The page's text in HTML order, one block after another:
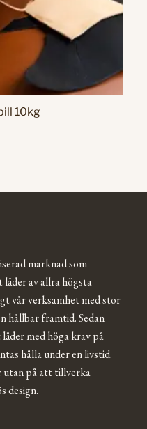
10kg
marknad som
av allra högsta
vår verksamhet med stor
hållbar framtid. Sedan
med höga krav på
hålla under en livstid.
utan på att tillverka
design.